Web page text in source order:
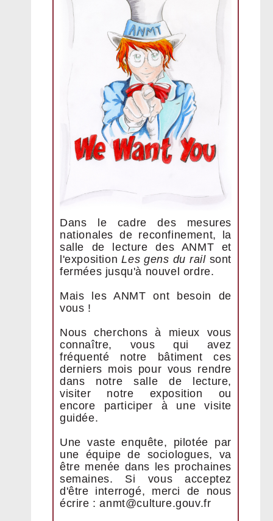
Dans le cadre des mesures
nationales de reconfinement, la
salle de lecture des ANMT et
l'expositionLes gens du railsont
fermées jusqu'à nouvel ordre.
Mais les ANMT ont besoin de
vous !
Nous cherchons à mieux vous
connaître, vous qui avez
fréquenté notre bâtiment ces
derniers mois pour vous rendre
dans notre salle de lecture,
visiter notre exposition ou
encore participer à une visite
guidée.
Une vaste enquête, pilotée par
une équipe de sociologues, va
être menée dans les prochaines
semaines. Si vous acceptez
d'être interrogé, merci de nous
écrire : anmt@culture.gouv.fr